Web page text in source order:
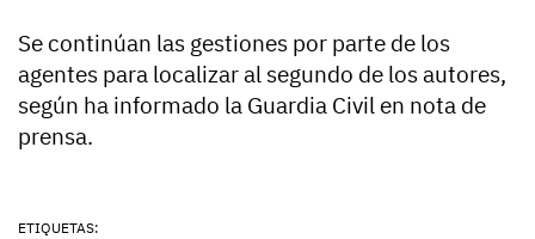
Se continúan las gestiones por parte de los
agentes para localizar al segundo de los autores,
según ha informado la Guardia Civil en nota de
prensa.
ETIQUETAS: